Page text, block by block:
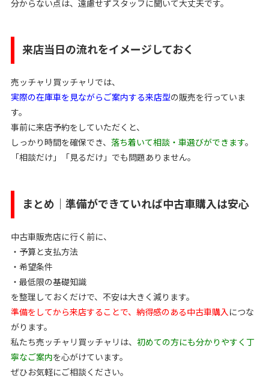
分からない点は、遠慮せずスタッフに聞いて大丈夫です。
来店当日の流れをイメージしておく
売ッチャリ買ッチャリでは、
実際の在庫車を見ながらご案内する来店型の販売を行っていま
す。
事前に来店予約をしていただくと、
しっかり時間を確保でき、 落ち着いて相談・車選びができます。
「相談だけ」「見るだけ」でも問題ありません。
まとめ｜準備ができていれば中古車購入は安心
中古車販売店に行く前に、
・予算と支払方法
・希望条件
・最低限の基礎知識
を整理しておくだけで、不安は大きく減ります。
準備をしてから来店することで、納得感のある中古車購入 につな
がります。
私たち売ッチャリ買ッチャリは、 初めての方にも分かりやすく丁
寧なご案内を心がけています。
ぜひお気軽にご相談ください。